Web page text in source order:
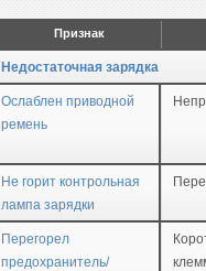
Признак
Недостаточная зарядка
Ослаблен приводной
ремень
Не горит контрольная
лампа зарядки
Перегорел
предохранитель/